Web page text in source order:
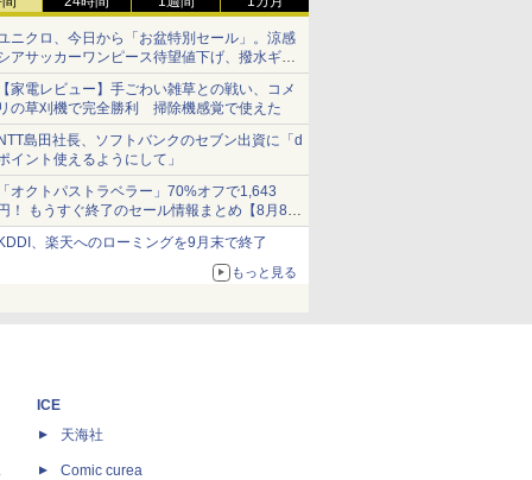
ニクロ、今日から「お盆特別セール」。涼感
アサッカーワンピース待望値下げ、撥水ギア
ョーツは1990円に
家電レビュー】手ごわい雑草との戦い、コメ
の草刈機で完全勝利 掃除機感覚で使えた
島田社長、ソフトバンクのセブン出資に「d
イント使えるようにして」
オクトパストラベラー」70%オフで1,643
！ もうすぐ終了のセール情報まとめ【8月8日
新】
ンテンドーeショップでは「大神 絶景版」が
、楽天へのローミングを9月末で終了
もっと見る
ICE
天海社
Comic curea